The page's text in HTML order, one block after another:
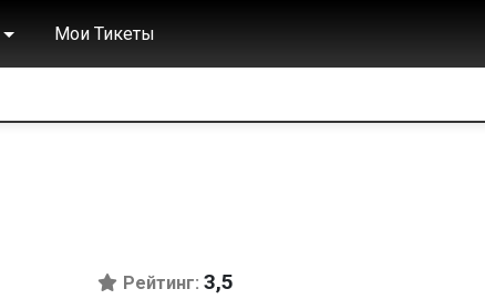
Мои Тикеты
Рейтинг: 3,5